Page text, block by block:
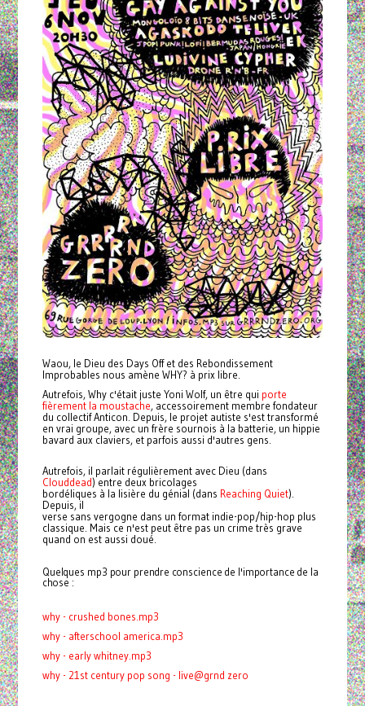
Waou, le Dieu des Days Off et des Rebondissement
Improbables nous amène WHY? à prix libre.
Autrefois, Why c'était juste Yoni Wolf, un être qui porte
fièrement la moustache, accessoirementmembre fondateur
du collectif Anticon. Depuis, le projet autiste s'est transformé
en vrai groupe, avec un frère sournois à la batterie, un hippie
bavard aux claviers, et parfois aussi d'autres gens.
Autrefois, il parlait régulièrement avec Dieu (dans
Clouddead) entre deux bricolages
bordéliques à la lisière du génial (dans Reaching Quiet).
Depuis, il
verse sans vergogne dans un format indie-pop/hip-hop plus
classique. Mais ce n'est peut être pas un crime très grave
quand on est aussi doué.
Quelques mp3 pour prendre conscience de l'importance de la
chose :
why - crushed bones.mp3
why - afterschool america.mp3
why - early whitney.mp3
why - 21st century pop song - live@grnd zero